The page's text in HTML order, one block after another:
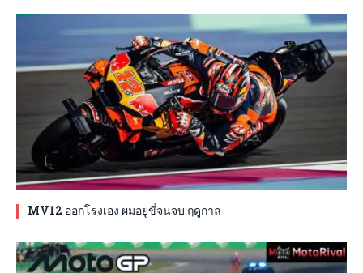
MV12 ออกโรงเอง ผมอยู่ขี่จนจบ ฤดูกาล